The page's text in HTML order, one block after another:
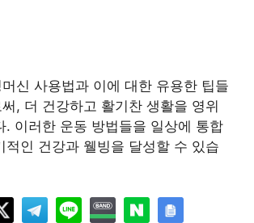
신 사용법과 이에 대한 유용한 팁들
, 더 건강하고 활기찬 생활을 영위
. 이러한 운동 방법들을 일상에 통합
적인 건강과 웰빙을 달성할 수 있습